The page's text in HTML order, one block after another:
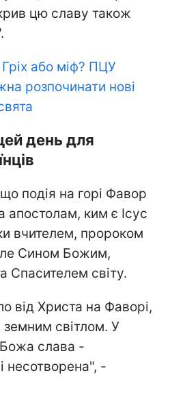
цю славу також
Гріх або міф? ПЦУ
розпочинати нові
день для
подія на горі Фавор
апостолам, ким є Ісус
вчителем, пророком
Сином Божим,
Спасителем світу.
від Христа на Фаворі,
світлом. У
слава -
несотворена", -